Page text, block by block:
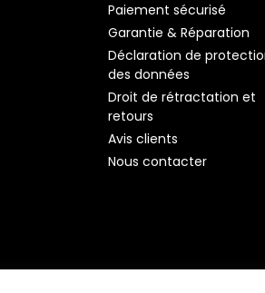
Paiement sécurisé
Garantie & Réparation
Déclaration de
des données
Droit de rétractation et
retours
Avis clients
Nous contacter